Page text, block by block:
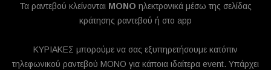
Τα ραντεβού κλείνονται MONO ηλεκτρονικά μέσω της σελίδας
κράτησης ραντεβού ή στο app
ΚΥΡΙΑΚΕΣ μπορούμε να σας εξυπηρετήσουμε κατόπιν
τηλεφωνικού ραντεβού ΜΟΝΟ για κάποια ιδαίτερα event. Υπάρχει